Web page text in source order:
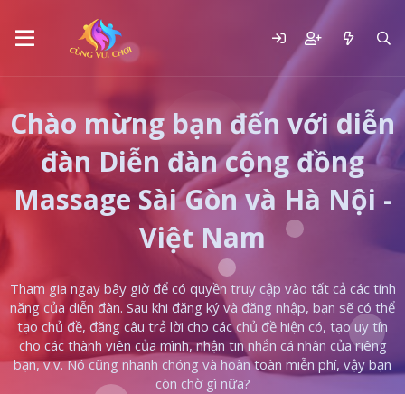
Chào mừng bạn đến với diễn
đàn Diễn đàn cộng đồng
Massage Sài Gòn và Hà Nội -
Việt Nam
Tham gia ngay bây giờ để có quyền truy cập vào tất cả các tính
năng của diễn đàn. Sau khi đăng ký và đăng nhập, bạn sẽ có thể
tạo chủ đề, đăng câu trả lời cho các chủ đề hiện có, tạo uy tín
cho các thành viên của mình, nhận tin nhắn cá nhân của riêng
bạn, v.v. Nó cũng nhanh chóng và hoàn toàn miễn phí, vậy bạn
còn chờ gì nữa?